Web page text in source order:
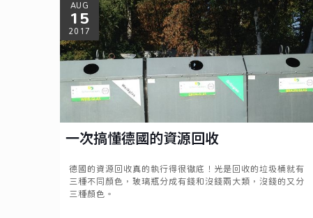
AUG
15
2017
一次搞懂德國的資源回收
德國的資源回收真的執行得很徹底！光是回收的垃圾桶就有
三種不同顏色，玻璃瓶分成有錢和沒錢兩大類，沒錢的又分
三種顏色。